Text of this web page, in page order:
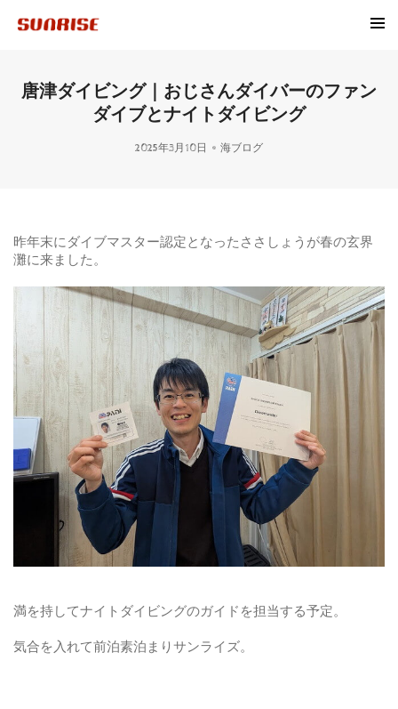
唐津ダイビング｜おじさんダイバーのファン
ダイブとナイトダイビング
2025年3月10日 海ブログ
昨年末にダイブマスター認定となったささしょうが春の玄界
灘に来ました。
満を持してナイトダイビングのガイドを担当する予定。
気合を入れて前泊素泊まりサンライズ。